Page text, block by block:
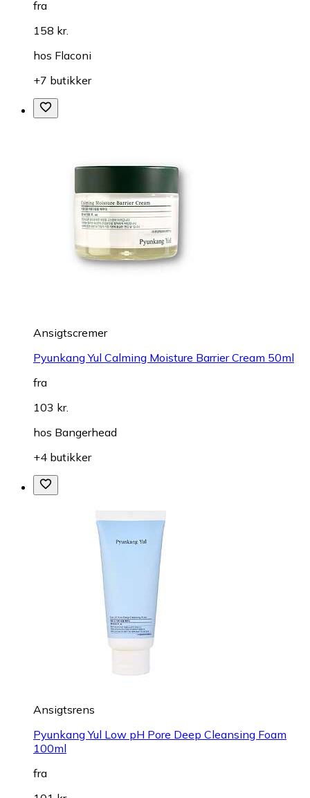
fra
158 kr.
hos Flaconi
+7 butikker
Ansigtscremer
Pyunkang Yul Calming Moisture Barrier Cream 50ml
fra
103 kr.
hos Bangerhead
+4 butikker
Ansigtsrens
Pyunkang Yul Low pH Pore Deep Cleansing Foam
100ml
fra